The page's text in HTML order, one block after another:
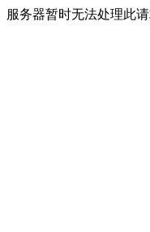
服务器暂时无法处理此